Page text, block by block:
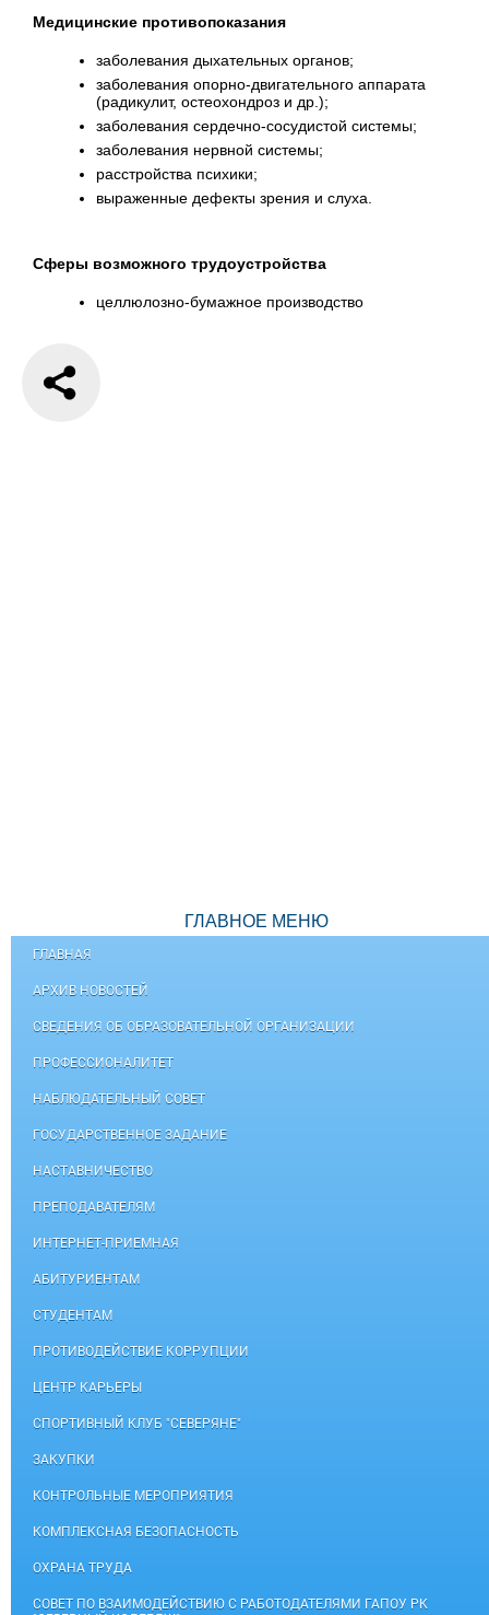
Медицинские противопоказания
заболевания дыхательных органов;
заболевания опорно-двигательного аппарата
(радикулит, остеохондроз и др.);
заболевания сердечно-сосудистой системы;
заболевания нервной системы;
расстройства психики;
выраженные дефекты зрения и слуха.
Сферы возможного трудоустройства
целлюлозно-бумажное производство
ГЛАВНОЕ МЕНЮ
ГЛАВНАЯ
АРХИВ НОВОСТЕЙ
СВЕДЕНИЯ ОБ ОБРАЗОВАТЕЛЬНОЙ ОРГАНИЗАЦИИ
ПРОФЕССИОНАЛИТЕТ
НАБЛЮДАТЕЛЬНЫЙ СОВЕТ
ГОСУДАРСТВЕННОЕ ЗАДАНИЕ
НАСТАВНИЧЕСТВО
ПРЕПОДАВАТЕЛЯМ
ИНТЕРНЕТ-ПРИЕМНАЯ
АБИТУРИЕНТАМ
СТУДЕНТАМ
ПРОТИВОДЕЙСТВИЕ КОРРУПЦИИ
ЦЕНТР КАРЬЕРЫ
СПОРТИВНЫЙ КЛУБ "СЕВЕРЯНЕ"
ЗАКУПКИ
КОНТРОЛЬНЫЕ МЕРОПРИЯТИЯ
КОМПЛЕКСНАЯ БЕЗОПАСНОСТЬ
ОХРАНА ТРУДА
СОВЕТ ПО ВЗАИМОДЕЙСТВИЮ С РАБОТОДАТЕЛЯМИ ГАПОУ РК